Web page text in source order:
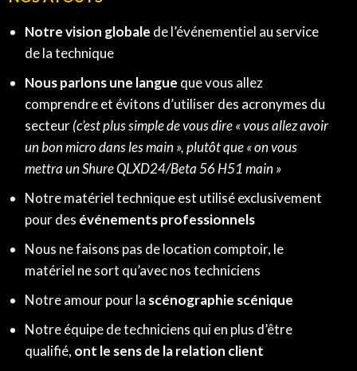
Notre vision globale de l’événementiel au service
de la technique
Nous parlons une langue que vous allez
comprendre et évitons d’utiliser des acronymes du
secteur(c’est plus simple de vous dire « vous allez avoir
un bon micro dans les main », plutôt que « on vous
mettra un Shure QLXD24/Beta 56 H51 main »
Notre matériel technique est utilisé exclusivement
pour des événements professionnels
Nous ne faisons pas de location comptoir, le
matériel ne sort qu’avec nos techniciens
Notre amour pour la scénographie scénique
Notre équipe de techniciens qui en plus d’être
qualifié, ont le sens de la relation client